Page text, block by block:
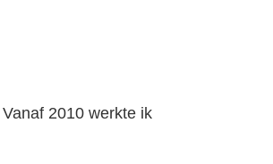
2010 werkte ik